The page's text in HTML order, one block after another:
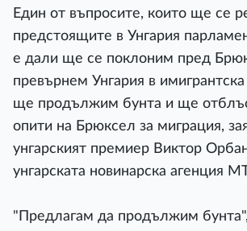
Един от въпросите, които ще се
предстоящите в Унгария
е дали ще се поклоним пред
превърнем Унгария в
ще продължим бунта и ще
опити на Брюксел за миграция,
унгарският премиер Виктор
унгарската новинарска агенция
"Предлагам да продължим